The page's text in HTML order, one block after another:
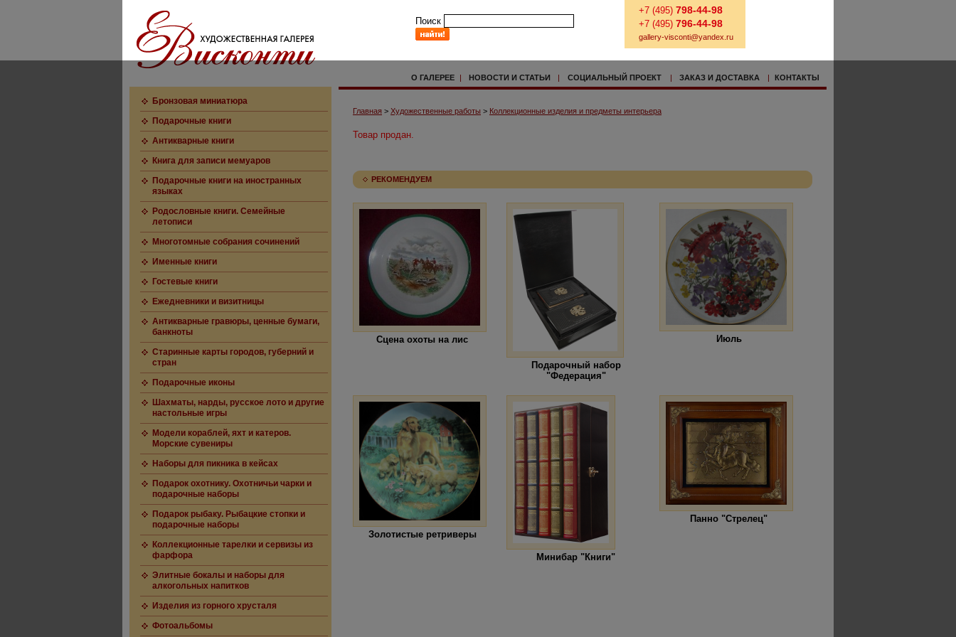
Поиск
+7 (495) 798-44-98
+7 (495) 796-44-98
gallery-visconti@yandex.ru
О ГАЛЕРЕЕ | НОВОСТИ И СТАТЬИ | СОЦИАЛЬНЫЙ ПРОЕКТ | ЗАКАЗ И ДОСТАВКА | КОНТАКТЫ
Бронзовая миниатюра
Подарочные книги
Антикварные книги
Книга для записи мемуаров
Подарочные книги на иностранных
языках
Родословные книги. Семейные
летописи
Многотомные собрания сочинений
Именные книги
Гостевые книги
Ежедневники и визитницы
Антикварные гравюры, ценные бумаги,
банкноты
Старинные карты городов, губерний и
стран
Подарочные иконы
Шахматы, нарды, русское лото и другие
настольные игры
Модели кораблей, яхт и катеров.
Морские сувениры
Наборы для пикника в кейсах
Подарок охотнику. Охотничьи чарки и
подарочные наборы
Подарок рыбаку. Рыбацкие стопки и
подарочные наборы
Коллекционные тарелки и сервизы из
фарфора
Элитные бокалы и наборы для
алкогольных напитков
Изделия из горного хрусталя
Фотоальбомы
Главная > Художественные работы > Коллекционные изделия и предметы интерьера
Товар продан.
РЕКОМЕНДУЕМ
Сцена охоты на лис
Подарочный набор
"Федерация"
Июль
Золотистые ретриверы
Минибар "Книги"
Панно "Стрелец"